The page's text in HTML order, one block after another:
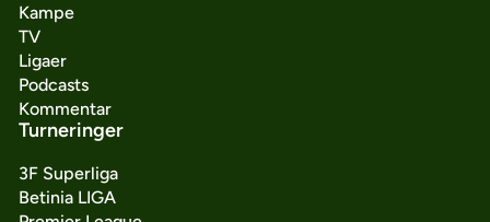
Kampe
TV
Ligaer
Podcasts
Kommentar
Turneringer
3F Superliga
Betinia LIGA